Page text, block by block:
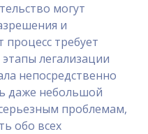
могут
и
процесс требует
легализации
непосредственно
даже небольшой
проблемам,
обо всех